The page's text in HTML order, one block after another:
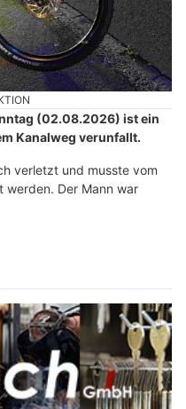
(02.08.2026) ist ein
Kanalweg verunfallt.
verletzt und musste vom
werden. Der Mann war